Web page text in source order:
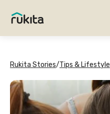
Rukita Stories/Tips & Lifestyle